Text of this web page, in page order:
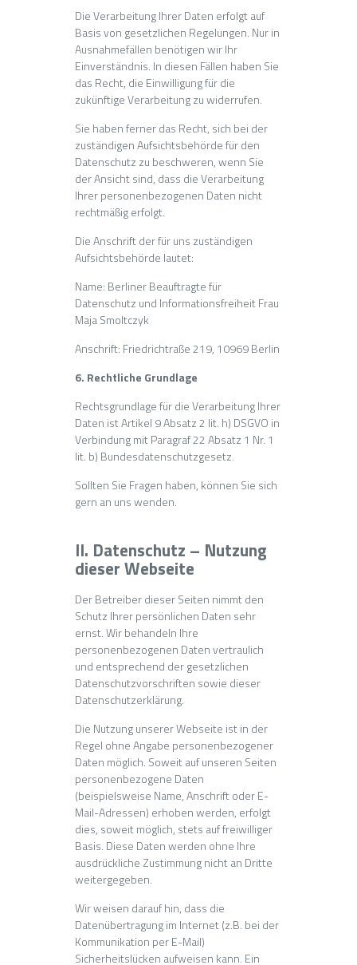
Die Verarbeitung Ihrer Daten erfolgt auf
Basis von gesetzlichen Regelungen. Nur in
Ausnahmefällen benötigen wir Ihr
Einverständnis. In diesen Fällen haben Sie
das Recht, die Einwilligung für die
zukünftige Verarbeitung zu widerrufen.
Sie haben ferner das Recht, sich bei der
zuständigen Aufsichtsbehörde für den
Datenschutz zu beschweren, wenn Sie
der Ansicht sind, dass die Verarbeitung
Ihrer personenbezogenen Daten nicht
rechtmäßig erfolgt.
Die Anschrift der für uns zuständigen
Aufsichtsbehörde lautet:
Name: Berliner Beauftragte für
Datenschutz und Informationsfreiheit Frau
Maja Smoltczyk
Anschrift: Friedrichtraße 219, 10969 Berlin
6. Rechtliche Grundlage
Rechtsgrundlage für die Verarbeitung Ihrer
Daten ist Artikel 9 Absatz 2 lit. h) DSGVO in
Verbindung mit Paragraf 22 Absatz 1 Nr. 1
lit. b) Bundesdatenschutzgesetz.
Sollten Sie Fragen haben, können Sie sich
gern an uns wenden.
II. Datenschutz – Nutzung
dieser Webseite
Der Betreiber dieser Seiten nimmt den
Schutz Ihrer persönlichen Daten sehr
ernst. Wir behandeln Ihre
personenbezogenen Daten vertraulich
und entsprechend der gesetzlichen
Datenschutzvorschriften sowie dieser
Datenschutzerklärung.
Die Nutzung unserer Webseite ist in der
Regel ohne Angabe personenbezogener
Daten möglich. Soweit auf unseren Seiten
personenbezogene Daten
(beispielsweise Name, Anschrift oder E-
Mail-Adressen) erhoben werden, erfolgt
dies, soweit möglich, stets auf freiwilliger
Basis. Diese Daten werden ohne Ihre
ausdrückliche Zustimmung nicht an Dritte
weitergegeben.
Wir weisen darauf hin, dass die
Datenübertragung im Internet (z.B. bei der
Kommunikation per E-Mail)
Sicherheitslücken aufweisen kann. Ein